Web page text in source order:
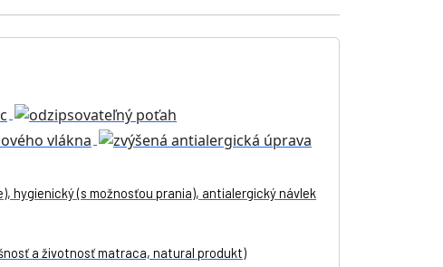
hygienický (s možnosťou prania), antialergický návlek
a životnosť matraca, natural produkt)